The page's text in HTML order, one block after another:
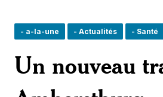
- a-la-une - Actualités - Santé
Un nouveau